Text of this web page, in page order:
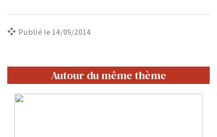
Publié le 14/09/2014
Autour du même thème